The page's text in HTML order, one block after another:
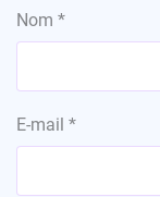
Nom *
E-mail *